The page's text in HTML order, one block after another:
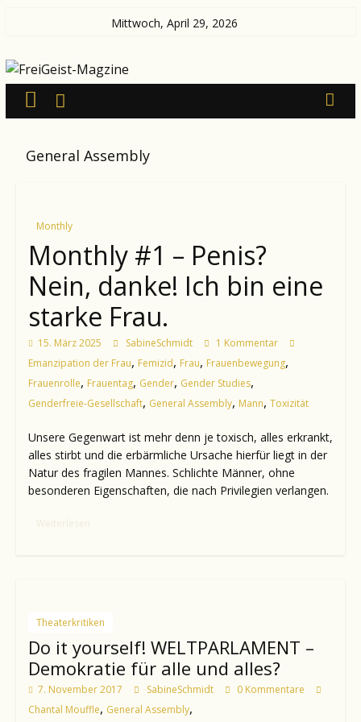
springen
Mittwoch, April 29, 2026
FreiGeist-
Magzine
aus
Politik
General Assembly
Monthly
Monthly #1 – Penis?
Nein, danke! Ich bin eine
starke Frau.
15. März 2025 SabineSchmidt
1 Kommentar
Emanzipation der Frau, Femizid, Frau, Frauenbewegung,
Frauenrolle, Frauentag, Gender, Gender Studies,
Genderfreie-Gesellschaft, General Assembly, Mann, Toxizität
Unsere Gegenwart ist mehr denn je toxisch, alles erkrankt,
alles stirbt und die erbärmliche Ursache hierfür liegt in der
Natur des fragilen Mannes. Schlichte Männer, ohne
besonderen Eigenschaften, die nach Privilegien verlangen.
Weiterlesen
Theaterkritiken
Do it yourself! WELTPARLAMENT –
Demokratie für alle und alles?
7. November 2017 SabineSchmidt
0 Kommentare
Chantal Mouffle, General Assembly,